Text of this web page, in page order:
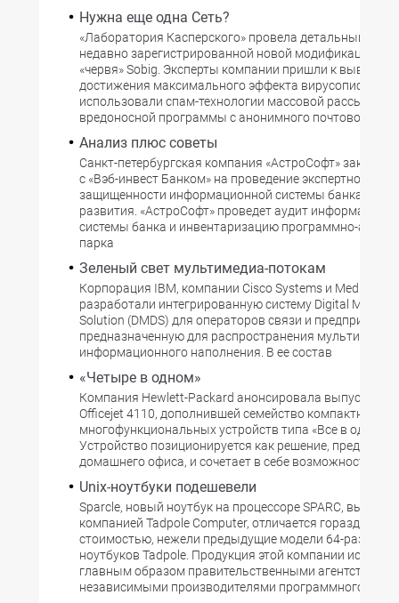
Нужна еще одна Сеть?
«Лаборатория Касперского» провела детальный
недавно зарегистрированной новой модификации
«червя» Sobig. Эксперты компании пришли к выводу,
достижения максимального эффекта
использовали спам-технологии массовой рассылки
вредоносной программы с анонимного почтового
Анализ плюс советы
Санкт-петербургская компания «АстроСофт»
с «Вэб-инвест Банком» на проведение экспертной
защищенности информационной системы банка и
развития. «АстроСофт» проведет аудит
системы банка и инвентаризацию программно-
парка
Зеленый свет мультимедиа-потокам
Корпорация IBM, компании Cisco Systems и Media
разработали интегрированную систему Digital Media
Solution (DMDS) для операторов связи и предприятий,
предназначенную для распространения
информационного наполнения. В ее состав
«Четыре в одном»
Компания Hewlett-Packard анонсировала выпуск
Officejet 4110, дополнившей семейство компактных
многофункциональных устройств типа «Все в одном».
Устройство позиционируется как решение,
домашнего офиса, и сочетает в себе возможности
Unix-ноутбуки подешевели
Sparcle, новый ноутбук на процессоре SPARC,
компанией Tadpole Computer, отличается гораздо
стоимостью, нежели предыдущие модели 64-
ноутбуков Tadpole. Продукция этой компании
главным образом правительственными агентствами
независимыми производителями программного